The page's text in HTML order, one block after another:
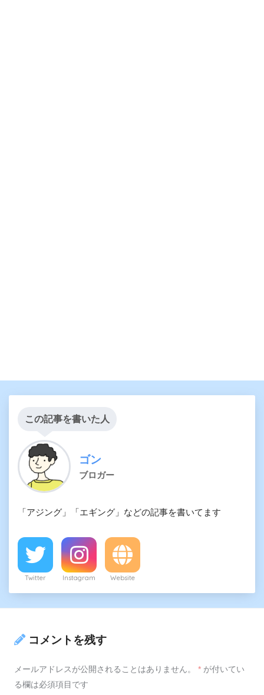
この記事を書いた人
ゴン
ブロガー
「アジング」「エギング」などの記事を書いてます
Twitter Instagram Website
コメントを残す
メールアドレスが公開されることはありません。 * が付いてい
る欄は必須項目です